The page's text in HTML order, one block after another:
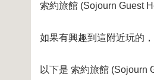
索約旅館 (Sojourn Guest
如果有興趣到這附近玩的
以下是 索約旅館 (Sojourn